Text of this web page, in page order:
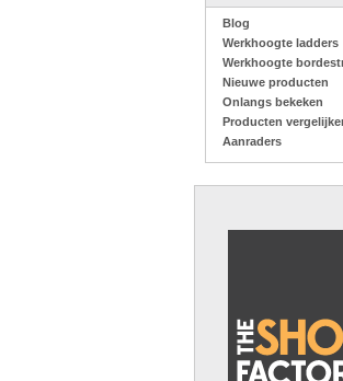
Blog
Werkhoogte ladders
Werkhoogte
Nieuwe producten
Onlangs bekeken
Producten
Aanraders